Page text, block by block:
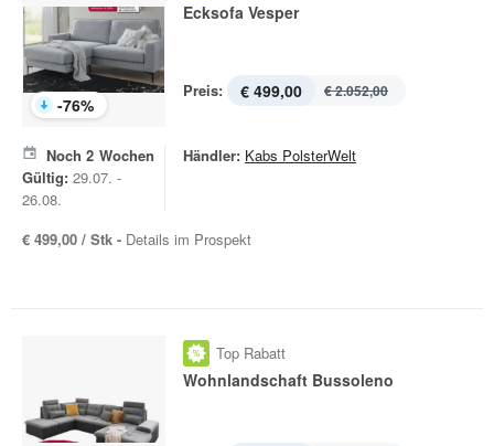
-76%
Ecksofa Vesper
Preis: € 499,00 € 2.052,00
Noch 2 Wochen
Gültig: 29.07. -
26.08.
Händler: Kabs PolsterWelt
€ 499,00 / Stk - Details im Prospekt
Top Rabatt
Wohnlandschaft Bussoleno